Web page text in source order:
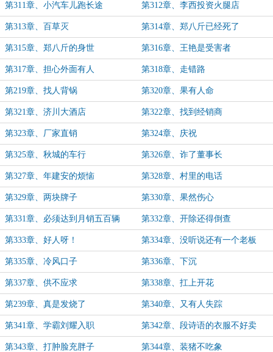
第311章、小汽车儿跑长途 第312章、李西投资火腿店
第313章、百草灭 第314章、郑八斤已经死了
第315章、郑八斤的身世 第316章、王艳是受害者
第317章、担心外面有人 第318章、走错路
第219章、找人背锅 第320章、果有人命
第321章、济川大酒店 第322章、找到经销商
第323章、厂家直销 第324章、庆祝
第325章、秋城的车行 第326章、诈了董事长
第327章、年建安的烦恼 第328章、村里的电话
第329章、两块牌子 第330章、果然伤心
第331章、必须达到月销五百辆 第332章、开除还得倒查
第333章、好人呀！ 第334章、没听说还有一个老板
第335章、冷风口子 第336章、下沉
第337章、供不应求 第338章、扛上开花
第239章、真是发烧了 第340章、又有人失踪
第341章、学霸刘耀入职 第342章、段诗语的衣服不好卖
第343章、打肿脸充胖子 第344章、装猪不吃象